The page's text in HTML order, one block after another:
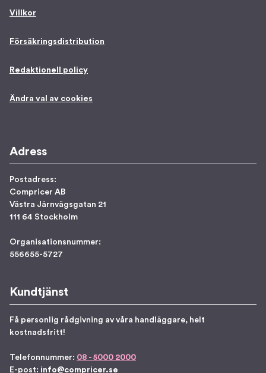
Villkor
Försäkringsdistribution
Redaktionell policy
Ändra val av cookies
Adress
Postadress:
Compricer AB
Västra Järnvägsgatan 21
111 64 Stockholm
Organisationsnummer:
556655-5727
Kundtjänst
Få personlig rådgivning av våra handläggare, helt
kostnadsfritt!
Telefonnummer: 08 - 5000 2000
E-post: info@compricer.se